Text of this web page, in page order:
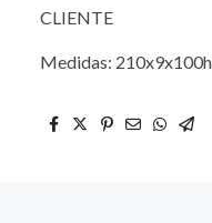
CLIENTE
Medidas: